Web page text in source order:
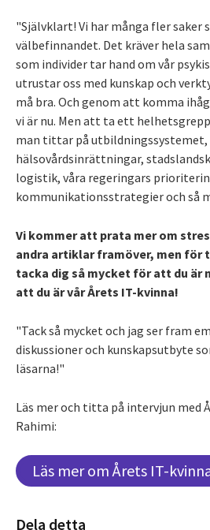
"Självklart! Vi har många fler saker
välbefinnandet. Det kräver hela
som individer tar hand om vår
utrustar oss med kunskap och
må bra. Och genom att komma
vi är nu. Men att ta ett
man tittar på utbildningssystemet,
hälsovårdsinrättningar,
logistik, våra regeringars
kommunikationsstrategier och så
Vi kommer att prata mer om
andra artiklar framöver, men
tacka dig så mycket för att du är
att du är vår Årets IT-kvinna!
"Tack så mycket och jag ser fram
diskussioner och kunskapsutbyte
läsarna!"
Läs mer och titta på intervjun med
Rahimi:
Läs mer om Årets IT-
Dela detta